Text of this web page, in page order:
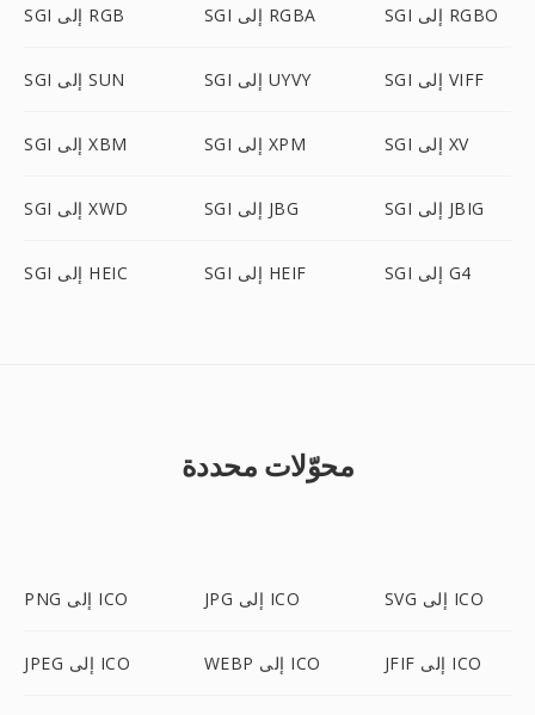
SGI إلى RGB SGI إلى RGBA SGI إلى RGBO
SGI إلى SUN SGI إلى UYVY SGI إلى VIFF
SGI إلى XBM SGI إلى XPM SGI إلى XV
SGI إلى XWD SGI إلى JBG SGI إلى JBIG
SGI إلى HEIC SGI إلى HEIF SGI إلى G4
محوّلات محددة
PNG إلى ICO JPG إلى ICO SVG إلى ICO
JPEG إلى ICO WEBP إلى ICO JFIF إلى ICO